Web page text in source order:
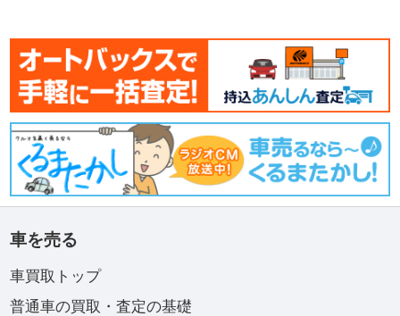
車を売る
車買取トップ
普通車の買取・査定の基礎